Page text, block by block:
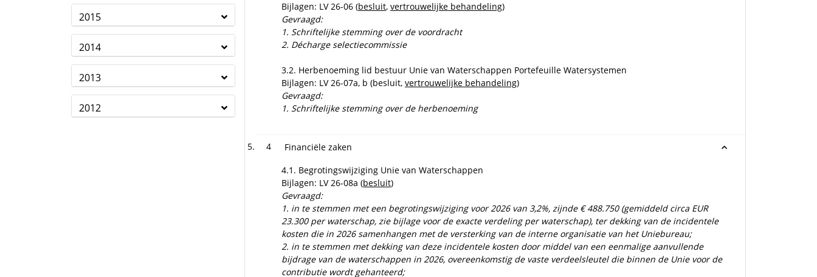
2015
2014
2013
2012
Bijlagen: LV 26-06 (besluit, vertrouwelijke behandeling)
Gevraagd:
1. Schriftelijke stemming over de voordracht
2. Décharge selectiecommissie
3.2. Herbenoeming lid bestuur Unie van Waterschappen Portefeuille Watersystemen
Bijlagen: LV 26-07a, b (besluit, vertrouwelijke behandeling)
Gevraagd:
1. Schriftelijke stemming over de herbenoeming
4
Financiële zaken
4.1. Begrotingswijziging Unie van Waterschappen
Bijlagen: LV 26-08a (besluit)
Gevraagd:
1. in te stemmen met een begrotingswijziging voor 2026 van 3,2%, zijnde € 488.750 (gemiddeld circa EUR
23.300 per waterschap, zie bijlage voor de exacte verdeling per waterschap), ter dekking van de incidentele
kosten die in 2026 samenhangen met de versterking van de interne organisatie van het Uniebureau;
2. in te stemmen met dekking van deze incidentele kosten door middel van een eenmalige aanvullende
bijdrage van de waterschappen in 2026, overeenkomstig de vaste verdeelsleutel die binnen de Unie voor de
contributie wordt gehanteerd;